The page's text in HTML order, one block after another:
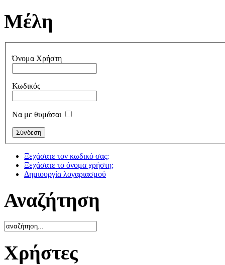
Μέλη
Όνομα Χρήστη
Κωδικός
Να με θυμάσαι
Ξεχάσατε τον κωδικό σας;
Ξεχάσατε το όνομα χρήστη;
Δημιουργία λογαριασμού
Αναζήτηση
Χρήστες